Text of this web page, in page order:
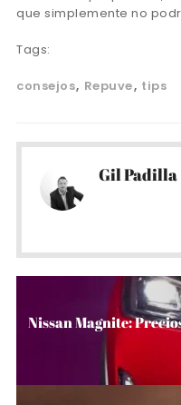
que simplemente no
Tags:
consejos Repuve tips
Gil Padilla
Nissan Magnite: